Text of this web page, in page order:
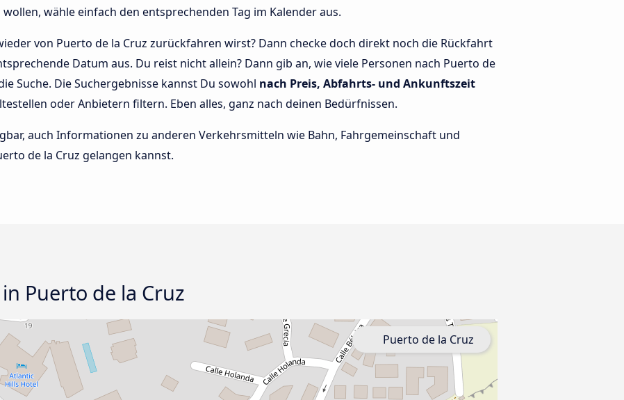
wähle einfach den entsprechenden Tag im Kalender aus.
von Puerto de la Cruz zurückfahren wirst? Dann checke doch direkt noch die Rückfahrt
Datum aus. Du reist nicht allein? Dann gib an, wie viele Personen nach Puerto de
Suche. Die Suchergebnisse kannst Du sowohl nach Preis, Abfahrts- und Ankunftszeit
oder Anbietern filtern. Eben alles, ganz nach deinen Bedürfnissen.
auch Informationen zu anderen Verkehrsmitteln wie Bahn, Fahrgemeinschaft und
de la Cruz gelangen kannst.
Puerto de la Cruz
Puerto de la Cruz